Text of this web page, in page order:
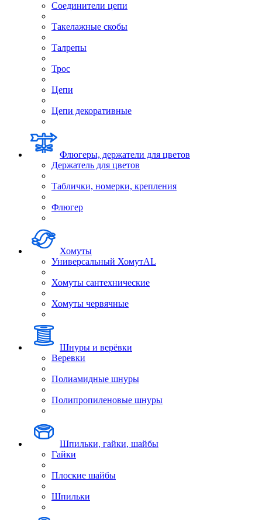
Соединители цепи
Такелажные скобы
Талрепы
Трос
Цепи
Цепи декоративные
Флюгеры, держатели для цветов
Держатель для цветов
Таблички, номерки, крепления
Флюгер
Хомуты
Универсальный ХомутAL
Хомуты сантехнические
Хомуты червячные
Шнуры и верёвки
Веревки
Полиамидные шнуры
Полипропиленовые шнуры
Шпильки, гайки, шайбы
Гайки
Плоские шайбы
Шпильки